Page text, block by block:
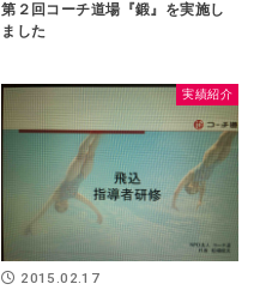
第２回コーチ道場『鍛』を実施し
ました
実績紹介
2015.02.17